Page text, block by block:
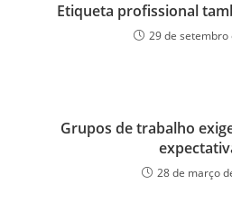
Etiqueta profissional
29 de setembro
Grupos de trabalho
28 de março